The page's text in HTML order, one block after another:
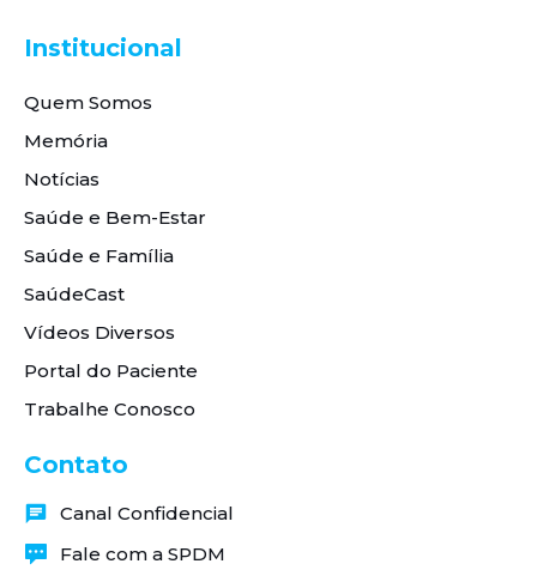
Institucional
Quem Somos
Memória
Notícias
Saúde e Bem-Estar
Saúde e Família
SaúdeCast
Vídeos Diversos
Portal do Paciente
Trabalhe Conosco
Contato
Canal Confidencial
Fale com a SPDM